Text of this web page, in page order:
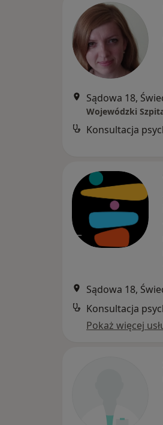
Sądowa 18,
Konsultacja
Sądowa 18,
Pokaż więcej